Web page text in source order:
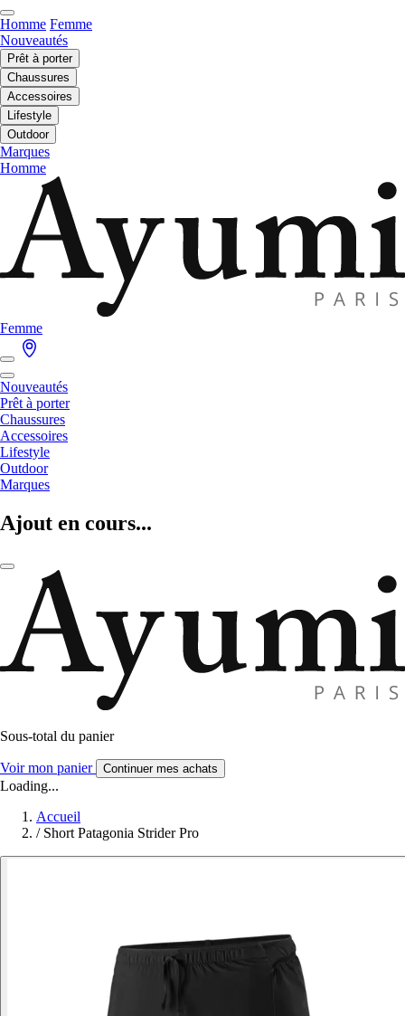
Homme Femme
Nouveautés
Prêt à porter
Chaussures
Accessoires
Lifestyle
Outdoor
Marques
Homme
Femme
Nouveautés
Prêt à porter
Chaussures
Accessoires
Lifestyle
Outdoor
Marques
Ajout en cours...
Sous-total du panier
Voir mon panier Continuer mes achats
Loading...
Accueil
/ Short Patagonia Strider Pro